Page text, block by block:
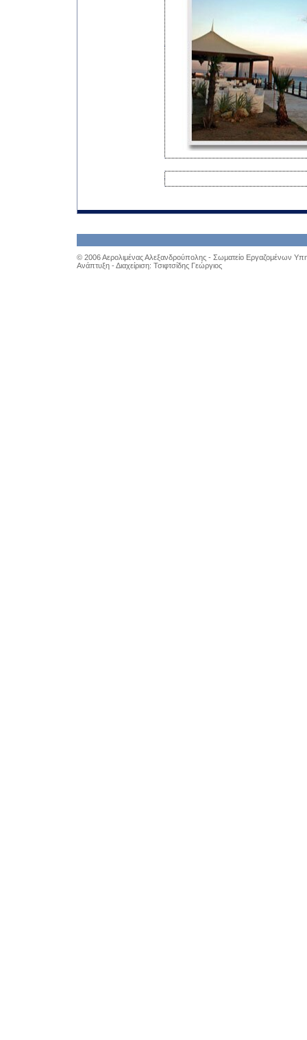
© 2006 Αερολιμένας Αλεξανδρούπολης - Σωματείο Εργαζομένων
Ανάπτυξη - Διαχείριση: Τσιφτσίδης Γεώργιος